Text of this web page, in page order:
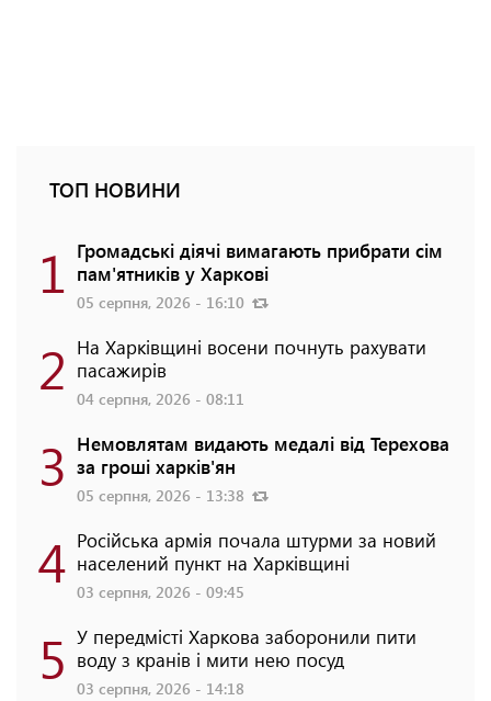
ТОП НОВИНИ
1 Громадські діячі вимагають прибрати сім
пам'ятників у Харкові
05 серпня, 2026 - 16:10
2 На Харківщині восени почнуть рахувати
пасажирів
04 серпня, 2026 - 08:11
3 Немовлятам видають медалі від Терехова
за гроші харків'ян
05 серпня, 2026 - 13:38
4 Російська армія почала штурми за новий
населений пункт на Харківщині
03 серпня, 2026 - 09:45
5 У передмісті Харкова заборонили пити
воду з кранів і мити нею посуд
03 серпня, 2026 - 14:18